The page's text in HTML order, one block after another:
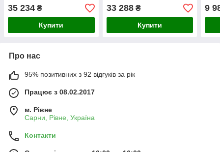
35 234 ₴
Купити
33 288₴
Купити
9
Про нас
95% позитивних з 92 відгуків за рік
Працює з 08.02.2017
м. Рівне
Сарни, Рівне, Україна
Контакти